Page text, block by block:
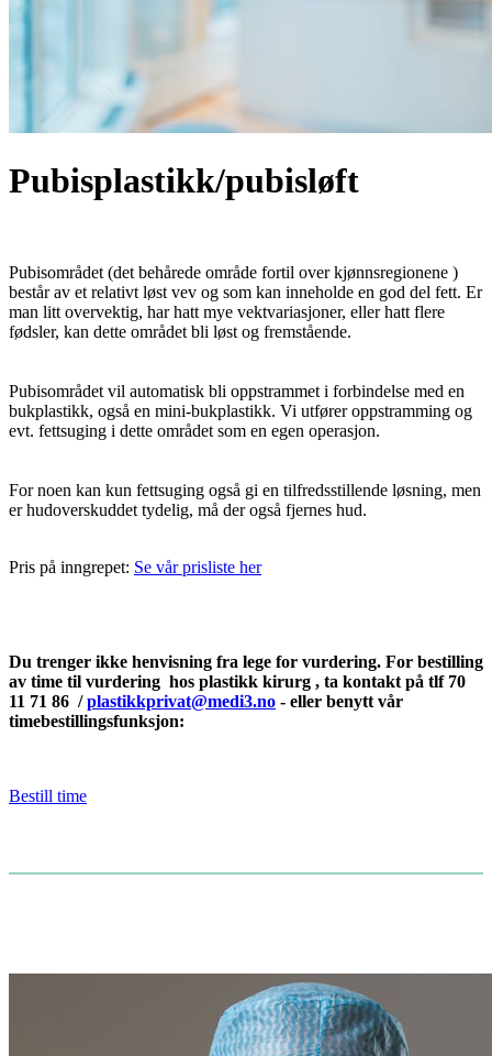
Pubisplastikk/pubisløft
Pubisområdet (det behårede område fortil over kjønnsregionene )
består av et relativt løst vev og som kan inneholde en god del fett. Er
man litt overvektig, har hatt mye vektvariasjoner, eller hatt flere
fødsler, kan dette området bli løst og fremstående.
Pubisområdet vil automatisk bli oppstrammet i forbindelse med en
bukplastikk, også en mini-bukplastikk. Vi utfører oppstramming og
evt. fettsuging i dette området som en egen operasjon.
For noen kan kun fettsuging også gi en tilfredsstillende løsning, men
er hudoverskuddet tydelig, må der også fjernes hud.
Pris på inngrepet: Se vår prisliste her
Du trenger ikke henvisning fra lege for vurdering. For bestilling
av time til vurdering hos plastikk kirurg , ta kontakt på tlf 70
11 71 86 / plastikkprivat@medi3.no - eller benytt vår
timebestillingsfunksjon:
Bestill time